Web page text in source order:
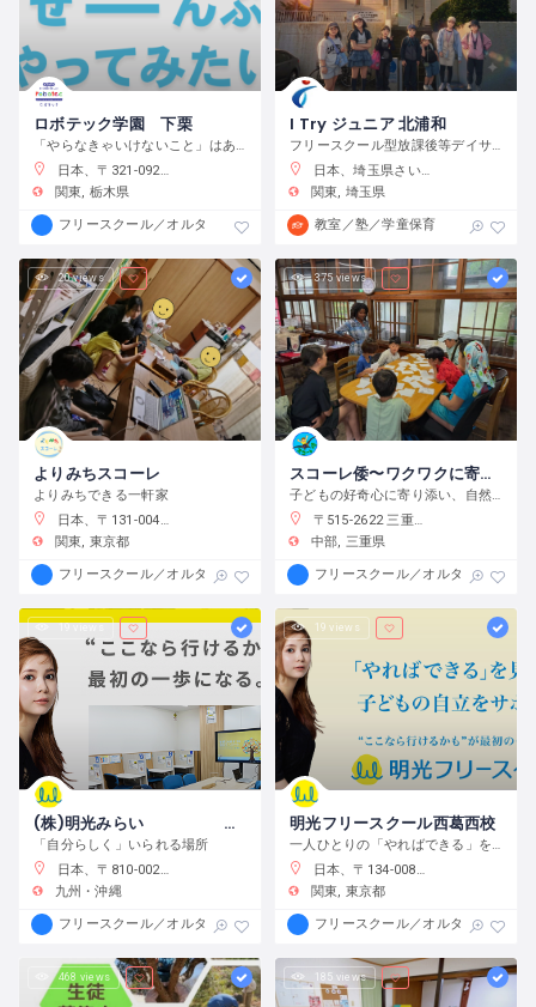
ロボテック学園 下栗
「やらなきゃいけないこと」はありません。宿題をやるのもよし、自分で目標をたてて取り組むのもよし、なんでもチャレンジできる環境です。
日本、〒321-0923 栃木県宇都宮市下栗町２２９２−８ 2 階
関東
栃木県
フリースクール／オルタナティブスクール
I Try ジュニア 北浦和
フリースクール型放課後等デイサービス
日本、埼玉県さいたま市浦和区元町２−３４−１０
関東
埼玉県
教室／塾／学童保育
20 views
よりみちスコーレ
よりみちできる一軒家
日本、〒131-0045 東京都墨田区押上２丁目２８−３
関東
東京都
フリースクール／オルタナティブスクール
375 views
スコーレ倭〜ワクワクに寄り添う学校〜
子どもの好奇心に寄り添い、自然体験と創作活動を通してこの世界の面白さへと導きます。
〒515-2622 三重県津市白山町中ノ村１３８−４
中部 三重県
フリースクール／オルタナティブス
(株)明光みらい 明光フリースクール薬院本校
「自分らしく」いられる場所
日本、〒810-0022 福岡県福岡市中央区薬院１−１０−６ フォレスト薬院大通り
九州・沖縄
フリースクール／オルタナティブスクール
19 views
明光フリースクール西葛西校
日本、〒134-0088 東京都江戸川区西葛西６−１０−１４ 正栄ビル
関東
東京都
フリースクール／オルタナティブス
468 views 185 views